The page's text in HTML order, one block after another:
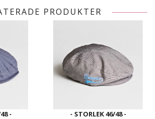
PRODUKTER
-
- STORLEK 46/48 -